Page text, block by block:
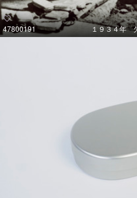
47800191 １９３４年